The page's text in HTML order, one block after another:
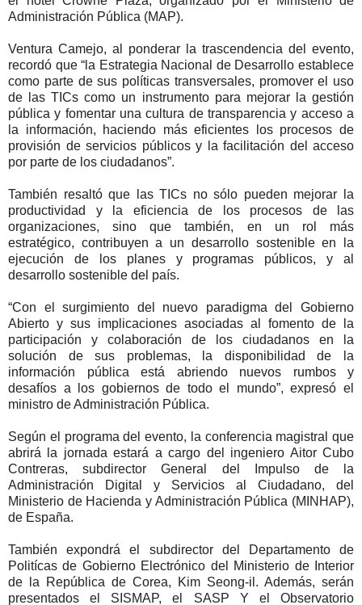
Administración Pública (MAP).
Ventura Camejo, al ponderar la trascendencia del evento,
recordó que “la Estrategia Nacional de Desarrollo establece
como parte de sus políticas transversales, promover el uso
de las TICs como un instrumento para mejorar la gestión
pública y fomentar una cultura de transparencia y acceso a
la información, haciendo más eficientes los procesos de
provisión de servicios públicos y la facilitación del acceso
por parte de los ciudadanos”.
También resaltó que las TICs no sólo pueden mejorar la
productividad y la eficiencia de los procesos de las
organizaciones, sino que también, en un rol más
estratégico, contribuyen a un desarrollo sostenible en la
ejecución de los planes y programas públicos, y al
desarrollo sostenible del país.
“Con el surgimiento del nuevo paradigma del Gobierno
Abierto y sus implicaciones asociadas al fomento de la
participación y colaboración de los ciudadanos en la
solución de sus problemas, la disponibilidad de la
información pública está abriendo nuevos rumbos y
desafíos a los gobiernos de todo el mundo”, expresó el
ministro de Administración Pública.
Según el programa del evento, la conferencia magistral que
abrirá la jornada estará a cargo del ingeniero Aitor Cubo
Contreras, subdirector General del Impulso de la
Administración Digital y Servicios al Ciudadano, del
Ministerio de Hacienda y Administración Pública (MINHAP),
de España.
También expondrá el subdirector del Departamento de
Politícas de Gobierno Electrónico del Ministerio de Interior
de la República de Corea, Kim Seong-il. Además, serán
presentados el SISMAP, el SASP Y el Observatorio